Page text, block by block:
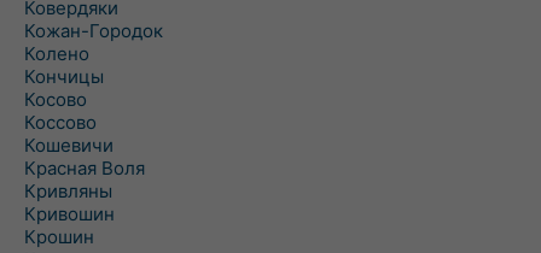
Ковердяки
Кожан-Городок
Колено
Кончицы
Косово
Коссово
Кошевичи
Красная Воля
Кривляны
Кривошин
Крошин